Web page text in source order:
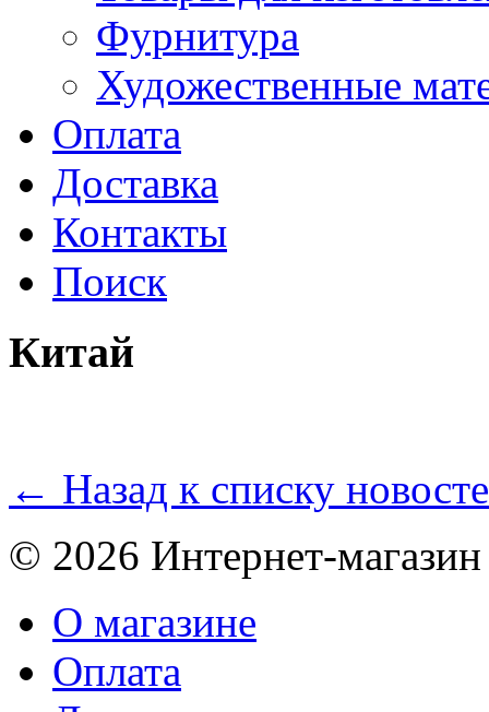
Фурнитура
Художественные
Оплата
Доставка
Контакты
Поиск
Китай
← Назад к списку
© 2026 Интернет-
О магазине
Оплата